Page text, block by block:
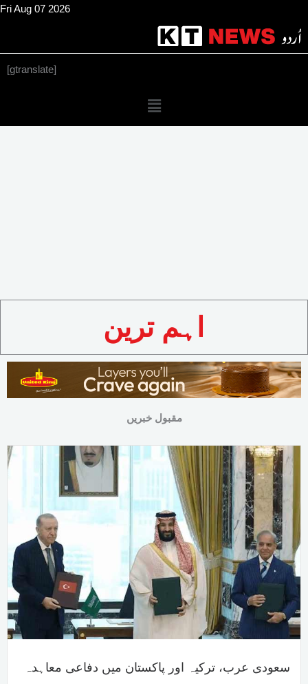
Skip
Fri Aug 07 2026
[gtranslate]
Menu
اہم ترین
مقبول خبریں
سعودی عرب، ترکیہ اور پاکستان میں دفاعی معاہدہ